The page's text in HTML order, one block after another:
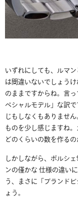
いずれにしても、ルマ
は間違いないでしょう
のままですからね。言
ペシャルモデル」な訳
じもしなくもありませ
ものを少し感じますね
どのくらいの数を作る
しかしながら、ポルシ
ンの僅かな 仕様の違い
う、まさに「ブランド
ょう。